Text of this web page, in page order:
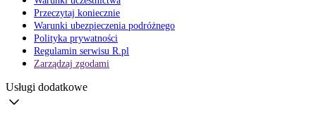
Przeczytaj koniecznie
Warunki ubezpieczenia podróżnego
Polityka prywatności
Regulamin serwisu R.pl
Zarządzaj zgodami
Usługi dodatkowe